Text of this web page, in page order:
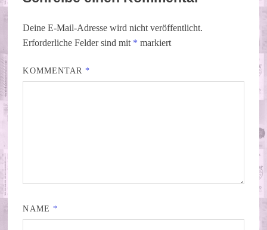
Deine E-Mail-Adresse wird nicht veröffentlicht.
Erforderliche Felder sind mit * markiert
KOMMENTAR *
NAME *